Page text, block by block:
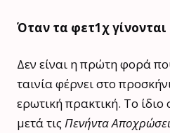
Όταν τα φετ1χ
Δεν είναι η πρώτη φορά
ταινία φέρνει στο
ερωτική πρακτική. Το
μετά τις Πενήντα